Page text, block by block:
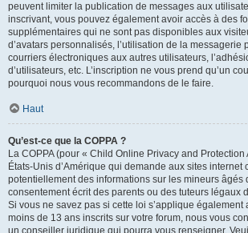
peuvent limiter la publication de messages aux
inscrivant, vous pouvez également avoir accès à des
supplémentaires qui ne sont pas disponibles aux
d’avatars personnalisés, l’utilisation de la messagerie
courriers électroniques aux autres utilisateurs,
d’utilisateurs, etc. L’inscription ne vous prend qu’un
pourquoi nous vous recommandons de le faire.
Haut
Qu’est-ce que la COPPA ?
La COPPA (pour « Child Online Privacy and
États-Unis d’Amérique qui demande aux sites internet
potentiellement des informations sur les mineurs âgés
consentement écrit des parents ou des tuteurs légaux
Si vous ne savez pas si cette loi s’applique également
moins de 13 ans inscrits sur votre forum, nous vous
un conseiller juridique qui pourra vous renseigner.